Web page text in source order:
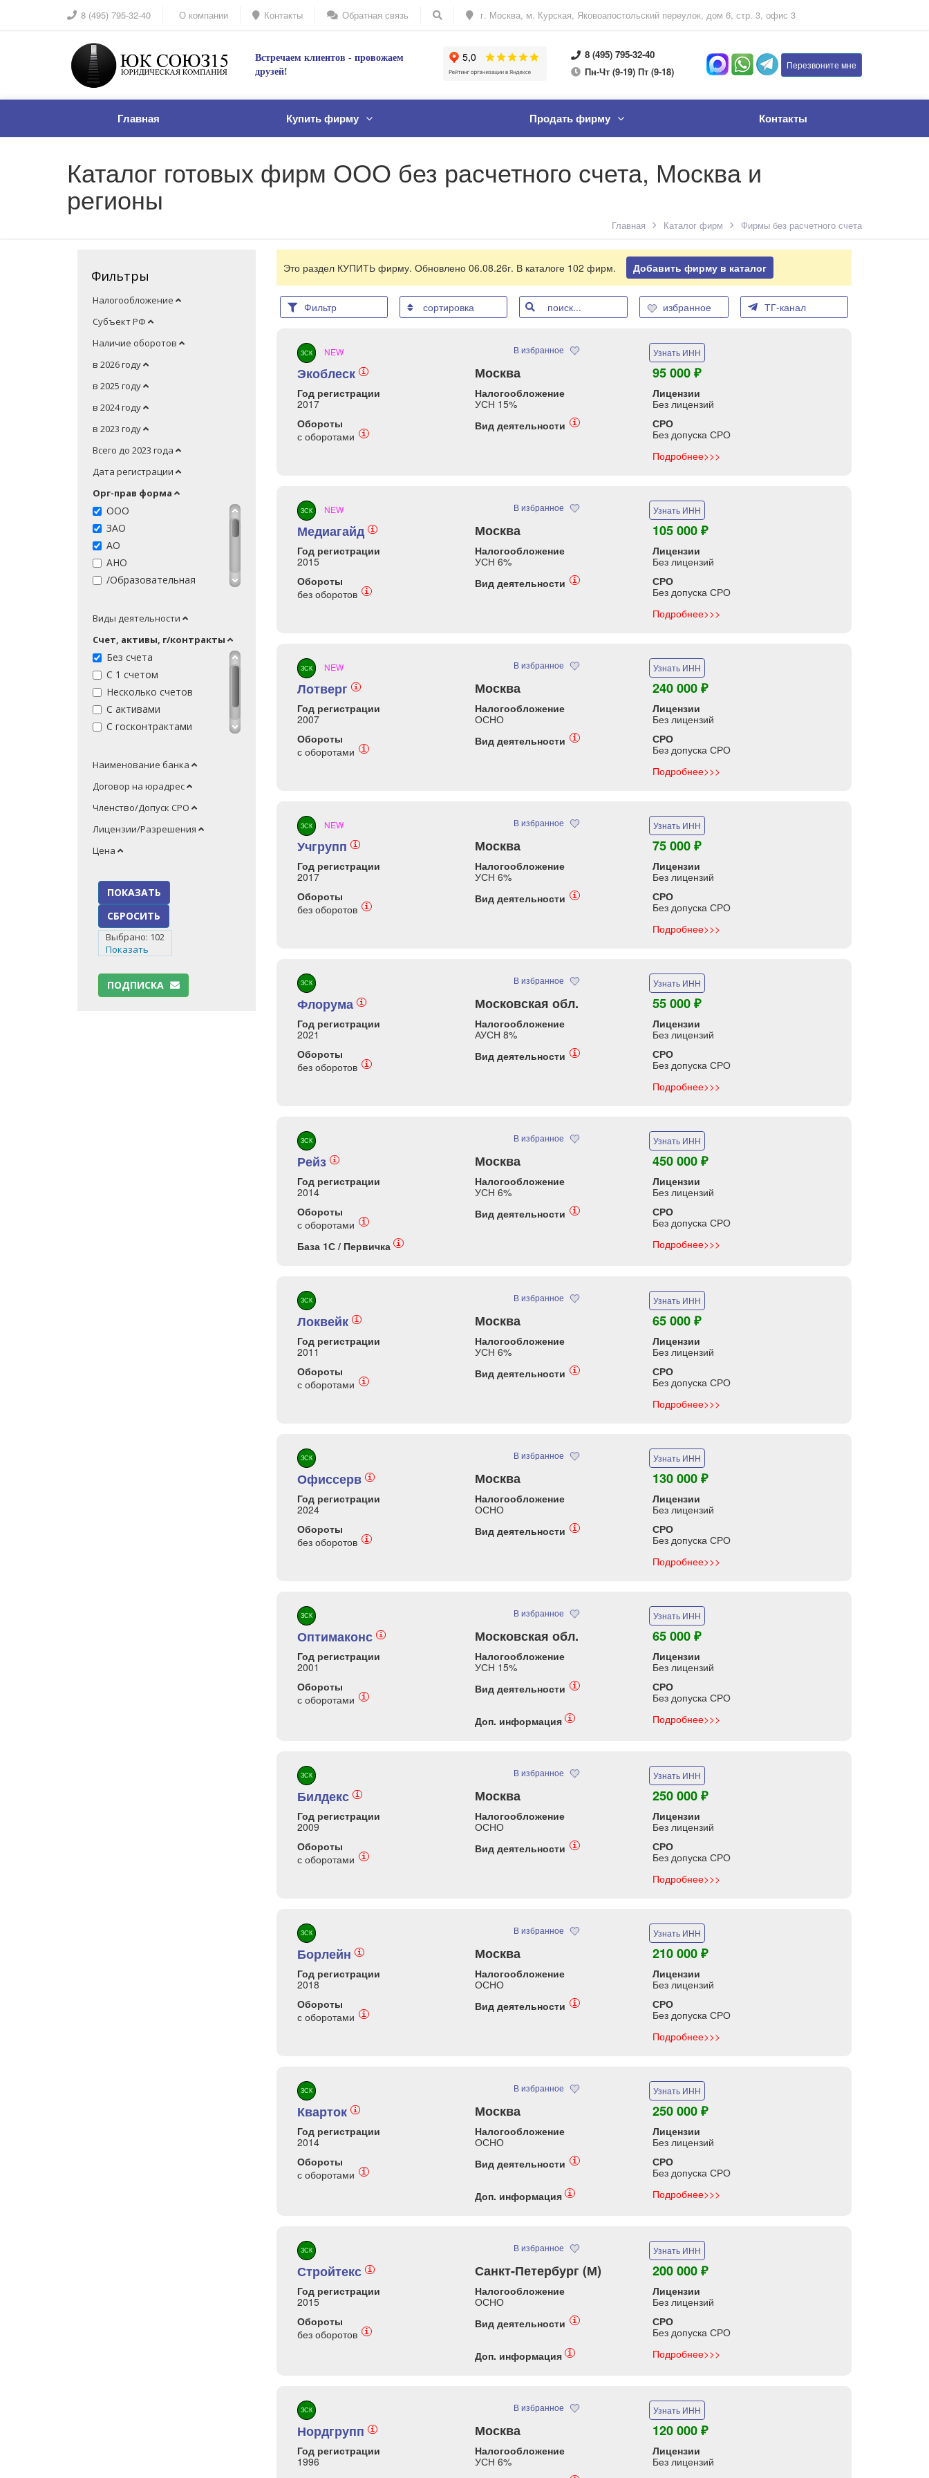
8 (495) 795-32-40 О компании Контакты Обратная связь г. Москва, м. Курская, Яковоапостольский переулок, дом 6, стр. 3, офис 3
Встречаем клиентов - провожаем
друзей!
8 (495) 795-32-40
Пн-Чт (9-19) Пт (9-18)
Перезвоните мне
Главная Купить фирму Продать фирму Контакты
Каталог готовых фирм ООО без расчетного счета, Москва и
регионы
Главная Каталог фирм Фирмы без расчетного счета
Фильтры
Налогообложение
Субъект РФ
Наличие оборотов
в 2026 году
в 2025 году
в 2024 году
в 2023 году
Всего до 2023 года
Дата регистрации
Орг-прав форма
ООО
ЗАО
АО
АНО
/Образовательная
Благотв-й Фонд
Ассоц-я (Союз)
НП
Благотв-я орг-я
ПК
Виды деятельности
Счет, активы, г/контракты
Без счета
С 1 счетом
Несколько счетов
С активами
С госконтрактами
Наименование банка
Договор на юрадрес
Членство/Допуск СРО
Лицензии/Разрешения
Цена
СБРОСИТЬ
Выбрано: 102
Показать
ПОДПИСКА
Это раздел КУПИТЬ фирму. Обновлено 06.08.26г. В каталоге 102 фирм. Добавить фирму в каталог
Фильтр избранное ТГ-канал
ЗСК NEW В избранное Узнать ИНН
Экоблеск i Москва 95 000 ₽
Год регистрации
2017
Налогообложение
УСН 15%
Лицензии
Без лицензий
Обороты
с оборотами
i
Вид деятельности i
СРО
Без допуска СРО
Подробнее>>>
ЗСК NEW В избранное Узнать ИНН
Медиагайд i Москва 105 000 ₽
Год регистрации
2015
Налогообложение
УСН 6%
Лицензии
Без лицензий
Обороты
без оборотов
i
Вид деятельности i
СРО
Без допуска СРО
Подробнее>>>
ЗСК NEW В избранное Узнать ИНН
Лотверг i Москва 240 000 ₽
Год регистрации
2007
Налогообложение
ОСНО
Лицензии
Без лицензий
Обороты
с оборотами
i
Вид деятельности i
СРО
Без допуска СРО
Подробнее>>>
ЗСК NEW В избранное Узнать ИНН
Учгрупп i Москва 75 000 ₽
Год регистрации
2017
Налогообложение
УСН 6%
Лицензии
Без лицензий
Обороты
без оборотов
i
Вид деятельности i
СРО
Без допуска СРО
Подробнее>>>
ЗСК В избранное Узнать ИНН
Флорума i Московская обл. 55 000 ₽
Год регистрации
2021
Налогообложение
АУСН 8%
Лицензии
Без лицензий
Обороты
без оборотов
i
Вид деятельности i
СРО
Без допуска СРО
Подробнее>>>
ЗСК В избранное Узнать ИНН
Рейз i Москва 450 000 ₽
Год регистрации
2014
Налогообложение
УСН 6%
Лицензии
Без лицензий
Обороты
с оборотами
i
Вид деятельности i
СРО
Без допуска СРО
База 1С / Первичка
i Подробнее>>>
ЗСК В избранное Узнать ИНН
Локвейк i Москва 65 000 ₽
Год регистрации
2011
Налогообложение
УСН 6%
Лицензии
Без лицензий
Обороты
с оборотами
i
Вид деятельности i
СРО
Без допуска СРО
Подробнее>>>
ЗСК В избранное Узнать ИНН
Офиссерв i Москва 130 000 ₽
Год регистрации
2024
Налогообложение
ОСНО
Лицензии
Без лицензий
Обороты
без оборотов
i
Вид деятельности i
СРО
Без допуска СРО
Подробнее>>>
ЗСК В избранное Узнать ИНН
Оптимаконс i Московская обл. 65 000 ₽
Год регистрации
2001
Налогообложение
УСН 15%
Лицензии
Без лицензий
Обороты
с оборотами
i
Вид деятельности i
СРО
Без допуска СРО
Доп. информация
i Подробнее>>>
ЗСК В избранное Узнать ИНН
Билдекс i Москва 250 000 ₽
Год регистрации
2009
Налогообложение
ОСНО
Лицензии
Без лицензий
Обороты
с оборотами
i
Вид деятельности i
СРО
Без допуска СРО
Подробнее>>>
ЗСК В избранное Узнать ИНН
Борлейн i Москва 210 000 ₽
Год регистрации
2018
Налогообложение
ОСНО
Лицензии
Без лицензий
Обороты
с оборотами
i
Вид деятельности i
СРО
Без допуска СРО
Подробнее>>>
ЗСК В избранное Узнать ИНН
Кварток i Москва 250 000 ₽
Год регистрации
2014
Налогообложение
ОСНО
Лицензии
Без лицензий
Обороты
с оборотами
i
Вид деятельности i
СРО
Без допуска СРО
Доп. информация
i Подробнее>>>
ЗСК В избранное Узнать ИНН
Стройтекс i Санкт-Петербург (М) 200 000 ₽
Год регистрации
2015
Налогообложение
ОСНО
Лицензии
Без лицензий
Обороты
без оборотов
i
Вид деятельности i
СРО
Без допуска СРО
Доп. информация
i Подробнее>>>
ЗСК В избранное Узнать ИНН
Нордгрупп i Москва 120 000 ₽
Год регистрации
1996
Налогообложение
УСН 6%
Лицензии
Без лицензий